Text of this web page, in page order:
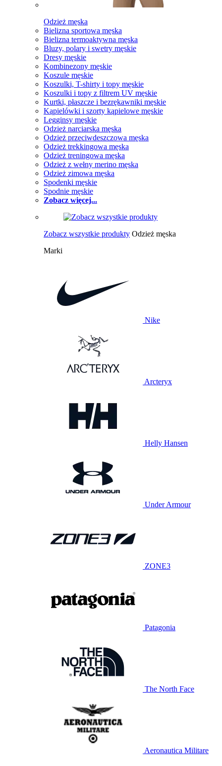
Odzież męska
Bielizna sportowa męska
Bielizna termoaktywna męska
Bluzy, polary i swetry męskie
Dresy męskie
Kombinezony męskie
Koszule męskie
Koszulki, T-shirty i topy męskie
Koszulki i topy z filtrem UV męskie
Kurtki, płaszcze i bezrękawniki męskie
Kąpielówki i szorty kąpielowe męskie
Legginsy męskie
Odzież narciarska męska
Odzież przeciwdeszczowa męska
Odzież trekkingowa męska
Odzież treningowa męska
Odzież z wełny merino męska
Odzież zimowa męska
Spodenki męskie
Spodnie męskie
Zobacz więcej...
Zobacz wszystkie produkty Odzież męska
Marki
Nike
Arcteryx
Helly Hansen
Under Armour
ZONE3
Patagonia
The North Face
Aeronautica Militare